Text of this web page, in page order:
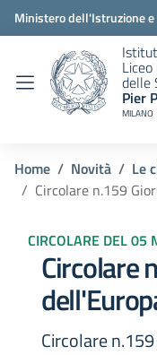
Ministero dell'Istruzione
delle
Pier
MILANO
Home Novità
Le
Circolare n.159
CIRCOLARE DEL 05
Circolare
Circolare